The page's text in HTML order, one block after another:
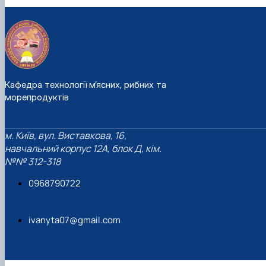
Кафедра технології м’ясних, рибних та
морепродуктів
м. Київ, вул. Виставкова, 16,
навчальний корпус 12А, блок Д, кім.
№№ 312-318
0968790722
ivanyta07@gmail.com